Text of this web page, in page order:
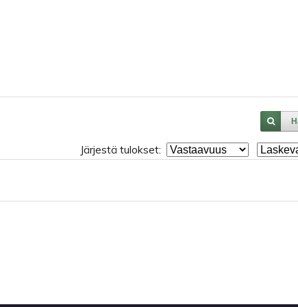
Järjestä tulokset: